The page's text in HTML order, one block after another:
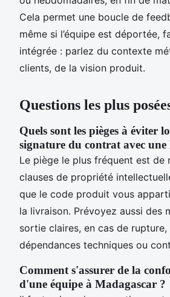
Cela permet une boucle de
même si l’équipe est déportée,
intégrée : parlez du contexte
clients, de la vision produit.
Questions les plus
Quels sont les pièges à éviter
signature du contrat avec une
Le piège le plus fréquent est de
clauses de propriété
que le code produit vous
la livraison. Prévoyez aussi des
sortie claires, en cas de
dépendances techniques ou
Comment s'assurer de la
d'une équipe à Madagascar ?